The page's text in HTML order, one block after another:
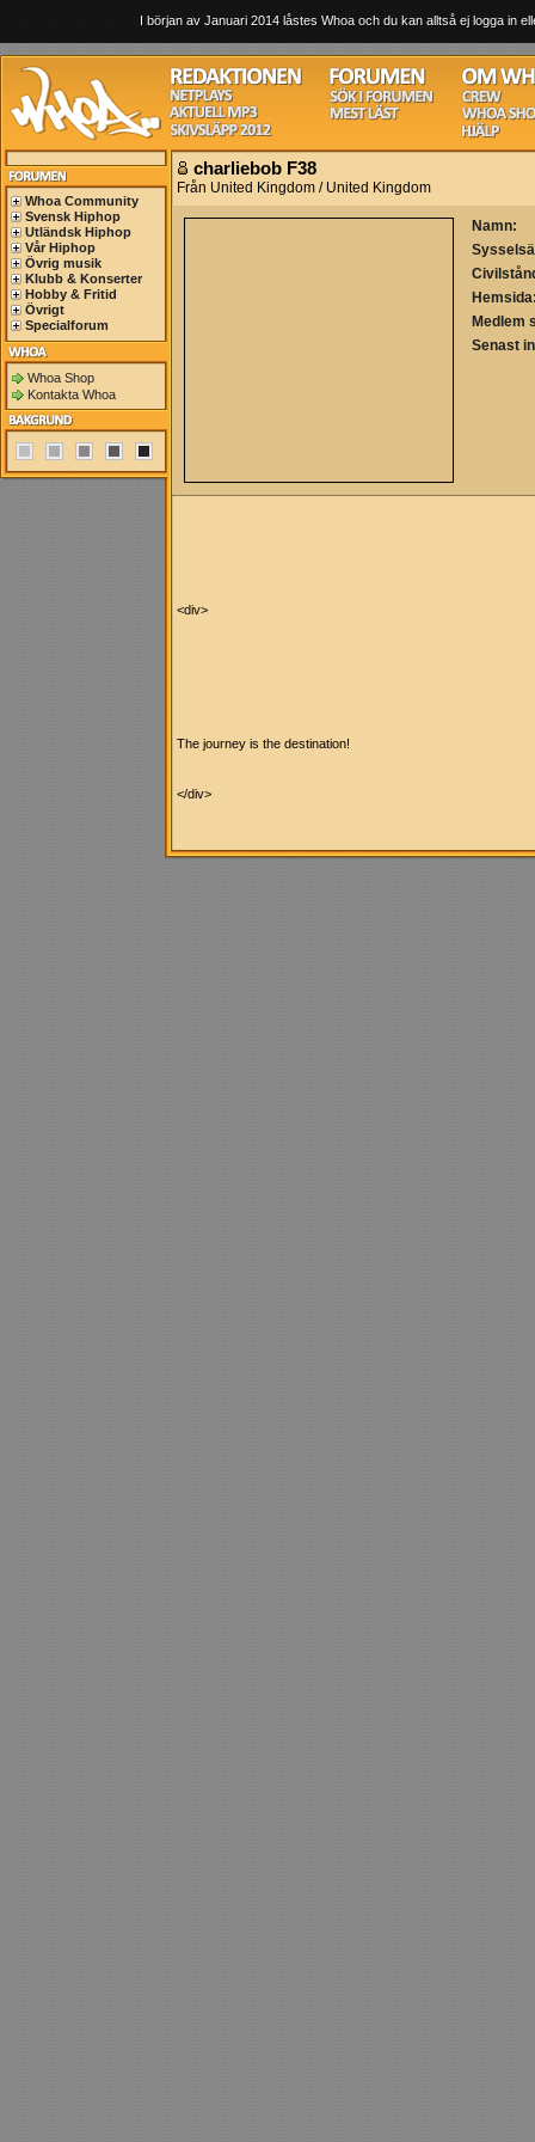
I början av Januari 2014 låstes Whoa och du kan alltså ej logga in
Whoa Community
Svensk Hiphop
Utländsk Hiphop
Vår Hiphop
Övrig musik
Klubb & Konserter
Hobby & Fritid
Övrigt
Specialforum
Whoa Shop
Kontakta Whoa
charliebob F38
Från United Kingdom / United Kingdom
Namn:
Medlem
Senast
<div>
The journey is the destination!
</div>